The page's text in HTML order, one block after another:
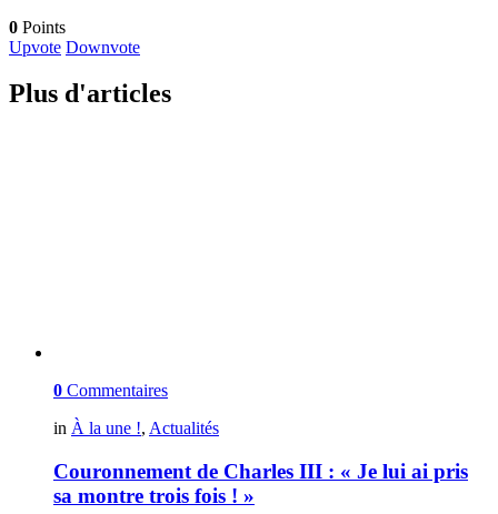
0 Points
Upvote Downvote
Plus d'articles
0 Commentaires
in À la une !, Actualités
Couronnement de Charles III : « Je lui ai pris
sa montre trois fois ! »